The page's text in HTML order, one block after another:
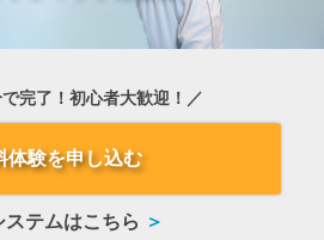
完了！初心者大歓迎！／
体験を申し込む
ステムはこちら